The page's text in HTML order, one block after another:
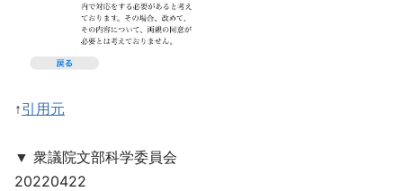
↑引用元
▼ 衆議院文部科学委員会
20220422